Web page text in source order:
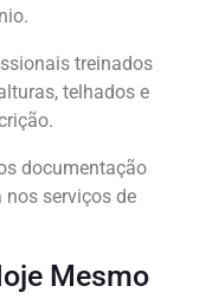
treinados
telhados e
documentação
serviços de
Mesmo